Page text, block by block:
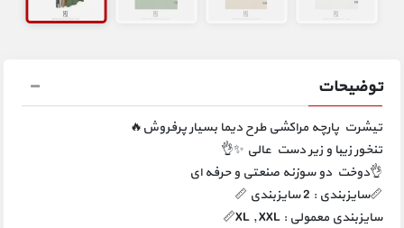
توضیحات
تیشرت پارچه مراکشی طرح دیما بسیار پرفروش🔥
‌‌‌‌‌‌‌‌‌‎تنخور زیبا و زیر دست عالی ✨👌
‌‌‌‌‌‌‌‎سایزبندی معمولی : XL , XXL📏